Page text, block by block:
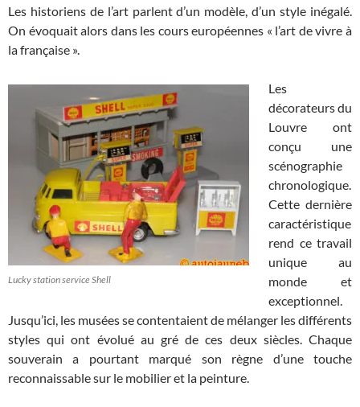
Les historiens de l’art parlent d’un modèle, d’un style inégalé.
On évoquait alors dans les cours européennes « l’art de vivre à
la française ».
Lucky station service Shell
Les
décorateurs du
Louvre ont
conçu une
scénographie
chronologique.
Cette dernière
caractéristique
rend ce travail
unique au
monde et
exceptionnel.
Jusqu’ici, les musées se contentaient de mélanger les différents
styles qui ont évolué au gré de ces deux siècles. Chaque
souverain a pourtant marqué son règne d’une touche
reconnaissable sur le mobilier et la peinture.